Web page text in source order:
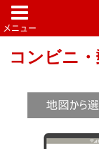
コンビニ